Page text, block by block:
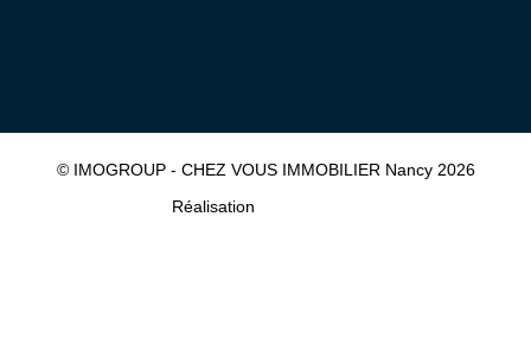
© IMOGROUP - CHEZ VOUS IMMOBILIER Nancy 2026
Réalisation